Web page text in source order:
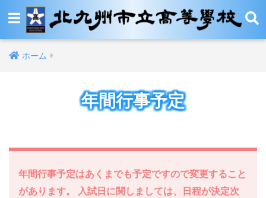
ホーム
年間行事予定
年間行事予定はあくまでも予定ですので変更すること
があります。 入試日に関しましては、日程が決定次
12:00 AM
1:00 AM
4:00 AM